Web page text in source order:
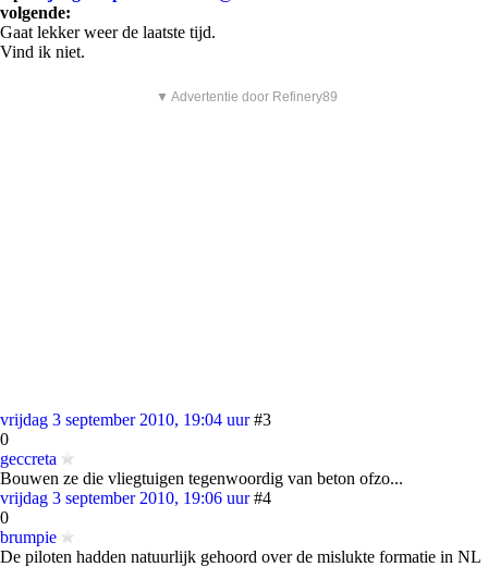
volgende:
Gaat lekker weer de laatste tijd.
Vind ik niet.
▼ Advertentie door Refinery89
vrijdag 3 september 2010, 19:04 uur #3
0
geccreta
Bouwen ze die vliegtuigen tegenwoordig van beton ofzo...
vrijdag 3 september 2010, 19:06 uur #4
0
brumpie
De piloten hadden natuurlijk gehoord over de mislukte formatie in NL